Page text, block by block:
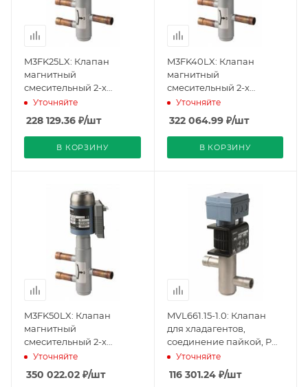
M3FK25LX: Клапан
магнитный
смесительный 2-х
ходовой с
модулирующим
управлением,
соединение пайкой,
PN32, DN25, KVS 8, AC 24
Уточняйте
228 129.36 ₽/шт
В КОРЗИНУ
M3FK40LX: Клапан
магнитный
смесительный 2-х
ходовой с
модулирующим
управлением,
соединение пайкой,
PN32, DN40, KVS 20, AC
Уточняйте
322 064.99₽/шт
В КОРЗИНУ
M3FK50LX: Клапан
магнитный
смесительный 2-х
ходовой с
модулирующим
управлением,
Уточняйте
350 022.02 ₽/шт
MVL661.15-1.0: Клапан
для хладагентов,
соединение пайкой, PN
40, DN 15, KVS 1.0, AC/DC
24 В (BPZ:MVL661.15-1.0),
Siemens
Уточняйте
116 301.24₽/шт